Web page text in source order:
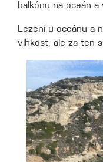
balkónu na oceán
Lezení u oceánu a
vlhkost, ale za ten